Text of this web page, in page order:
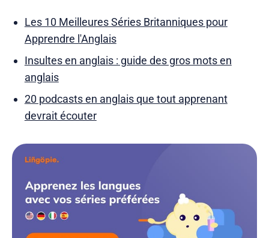
Les 10 Meilleures Séries Britanniques pour
Apprendre l'Anglais
Insultes en anglais : guide des gros mots en
anglais
20 podcasts en anglais que tout apprenant
devrait écouter